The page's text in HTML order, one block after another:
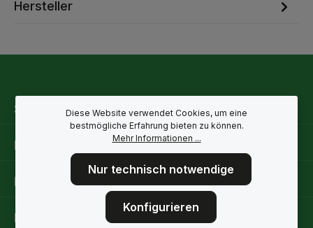
Hersteller
Service-Hotline
Rechtliche Hinweise
Informationen
Folge uns
Diese Website verwendet Cookies, um eine
bestmögliche Erfahrung bieten zu können.
Mehr Informationen ...
Nur technisch notwendige
Konfigurieren